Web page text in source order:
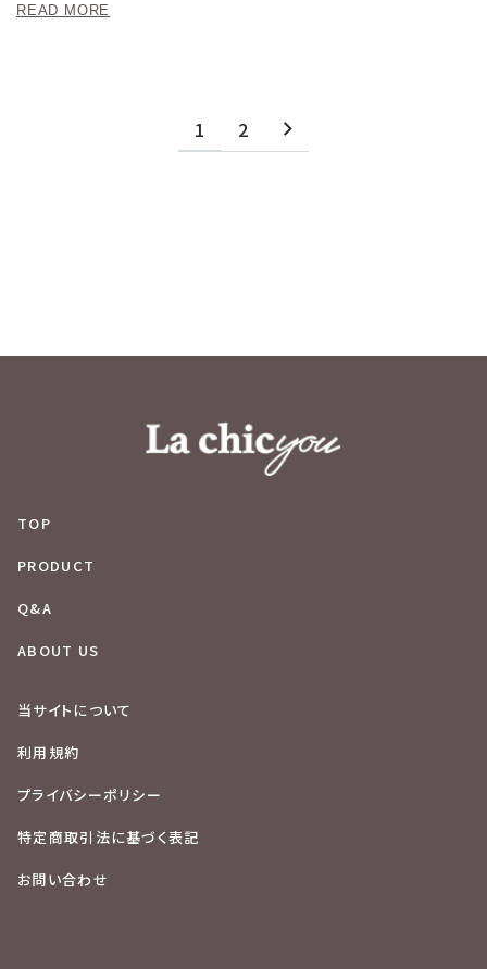
READ MORE
1 2
TOP
PRODUCT
Q&A
ABOUT US
当サイトについて
利用規約
プライバシーポリシー
特定商取引法に基づく表記
お問い合わせ